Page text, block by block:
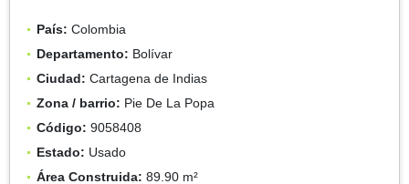
País: Colombia
Departamento: Bolívar
Ciudad: Cartagena de Indias
Zona / barrio: Pie De La Popa
Código: 9058408
Estado: Usado
Área Construida: 89.90 m²